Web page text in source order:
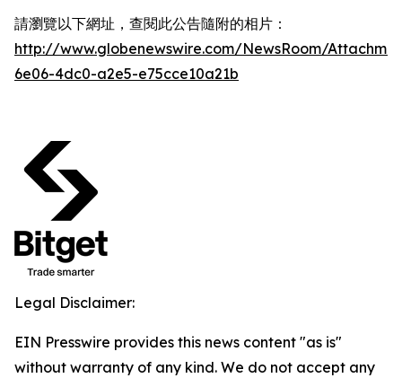
請瀏覽以下網址，查閱此公告隨附的相片：
http://www.globenewswire.com/NewsRoom/
6e06-4dc0-a2e5-e75cce10a21b
Legal Disclaimer:
EIN Presswire provides this news content "as is"
without warranty of any kind. We do not accept any